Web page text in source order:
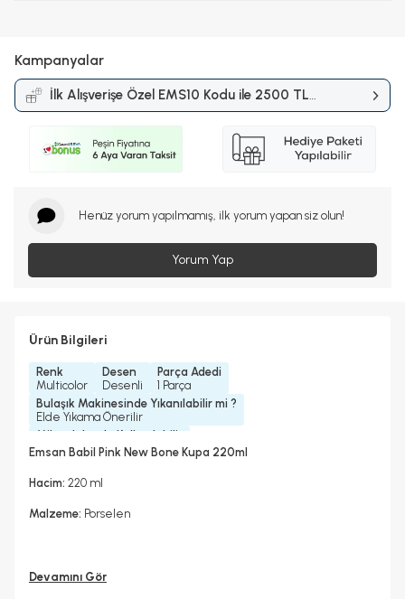
Kampanyalar
İlk Alışverişe Özel EMS10 Kodu ile 2500 TL
ve Üzerine %10 İndirimKampanyası
Henüz yorum yapılmamış, ilk yorum yapan siz olun!
Yorum Yap
Ürün Bilgileri
Renk
Multicolor
Desen
Desenli
Parça Adedi
1 Parça
Bulaşık Makinesinde Yıkanılabilir mi ?
Elde Yıkama Önerilir
Mikrodalgada Kullanılabilir
Hayır
Emsan Babil Pink New Bone Kupa 220ml
Hacim: 220 ml
Malzeme: Porselen
Devamını Gör